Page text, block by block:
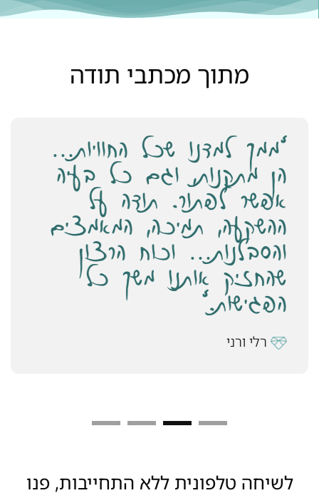
מתוך מכתבי תודה
"כשלימדת אותנו קודם כל
לדעת להקשיב, להשתמש
בכלים חדשים וכה חיוניים…
בזכותך עברנו את החצי
השני תרתי משמע, והנה אנו
כבר כמעט שלמים."
אורית ואבי
עכשיו